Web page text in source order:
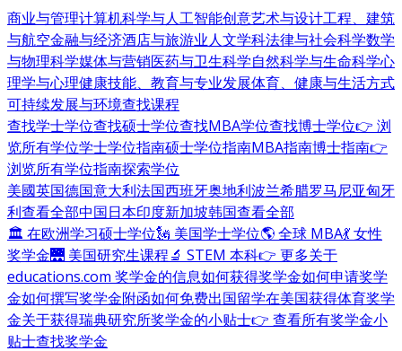
商业与管理计算机科学与人工智能创意艺术与设计工程、建筑
与航空金融与经济酒店与旅游业人文学科法律与社会科学数学
与物理科学媒体与营销医药与卫生科学自然科学与生命科学心
理学与心理健康技能、教育与专业发展体育、健康与生活方式
可持续发展与环境查找课程
查找学士学位查找硕士学位查找MBA学位查找博士学位👉 浏
览所有学位学士学位指南硕士学位指南MBA指南博士指南👉
浏览所有学位指南探索学位
美國英国德国意大利法国西班牙奥地利波兰希腊罗马尼亚匈牙
利查看全部中国日本印度新加坡韩国查看全部
🏛 在欧洲学习硕士学位🗽 美国学士学位🌎 全球 MBA💃 女性
奖学金🌉 美国研究生课程🔬 STEM 本科👉 更多关于
educations.com 奖学金的信息如何获得奖学金如何申请奖学
金如何撰写奖学金附函如何免费出国留学在美国获得体育奖学
金关于获得瑞典研究所奖学金的小贴士👉 查看所有奖学金小
贴士查找奖学金